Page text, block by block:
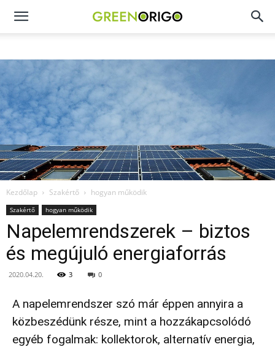
Green
Origo
portál
Kezdőlap Szakértő hogyan működik
Szakértő hogyan működik
Napelemrendszerek – biztos
és megújuló energiaforrás
2020.04.20. 3 0
A napelemrendszer szó már éppen annyira a
közbeszédünk része, mint a hozzákapcsolódó
egyéb fogalmak: kollektorok, alternatív energia,